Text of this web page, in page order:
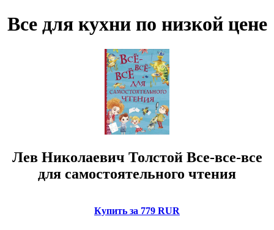
Все для кухни по низкой цене
Лев Николаевич Толстой Все-все-все
для самостоятельного чтения
Купить за 779 RUR